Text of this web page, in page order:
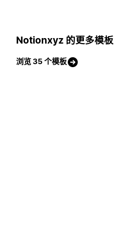
Notionxyz 的更多模板
浏览 35 个模板